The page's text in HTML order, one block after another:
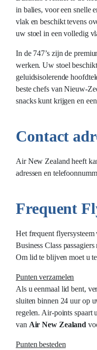
in balies, voor een snelle
vlak en beschikt tevens
uw stoel in een volledig
In de 747’s zijn de
werken. Uw stoel
geluidsisolerende
beste chefs van Nieuw-
snacks kunt krijgen en
Contact
Air New Zealand heeft
adressen en
Frequent
Het frequent flyersysteem
Business Class
Om lid te blijven moet u
Punten verzamelen
Als u eenmaal lid bent,
sluiten binnen 24 uur op
regelen. Air-points spaart
van Air New Zealand
Punten besteden